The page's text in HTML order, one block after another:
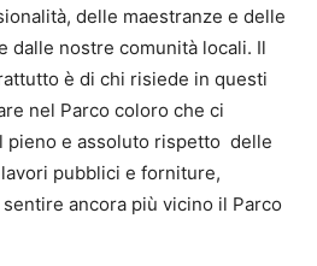
delle maestranze e delle
dalle nostre comunità locali. Il
è di chi risiede in questi
nel Parco coloro che ci
pieno e assoluto rispetto delle
pubblici e forniture,
ancora più vicino il Parco